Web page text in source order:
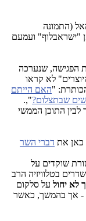
(התמונה
"ישראבלוף" ועמעם
הפגישה, שנערכה
היוצרים" לא קראו
"האם הייתם
שבתצלום?",.
התוכן הממשי
כאן את דברי השר
שוקדים על
בטלוויזיה הרב
לא יחול על סלקום
- אך בהמשך, כאשר